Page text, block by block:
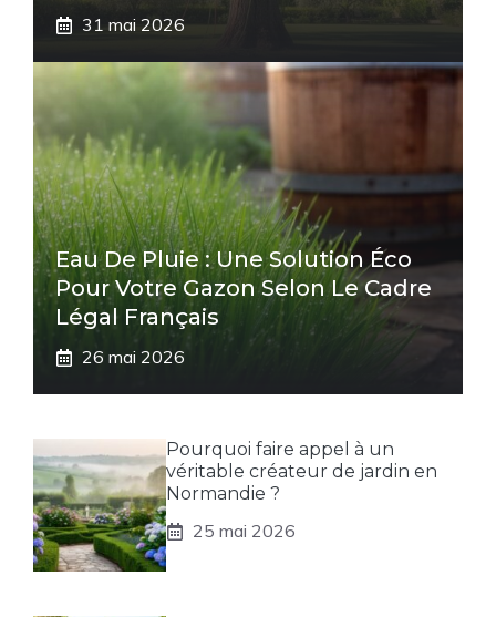
31 mai 2026
Eau De Pluie : Une Solution Éco
Pour Votre Gazon Selon Le Cadre
Légal Français
26 mai 2026
Pourquoi faire appel à un
véritable créateur de jardin en
Normandie ?
25 mai 2026